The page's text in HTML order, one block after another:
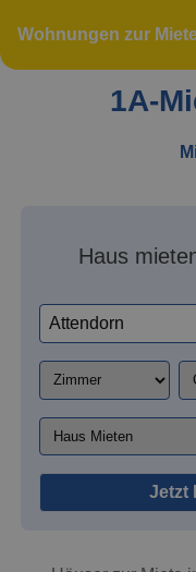
Wohnungen zur
1A-
Haus
Jetzt